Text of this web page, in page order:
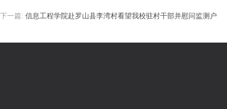
下一篇: 信息工程学院赴罗山县李湾村看望我校驻村干部并慰问监测户